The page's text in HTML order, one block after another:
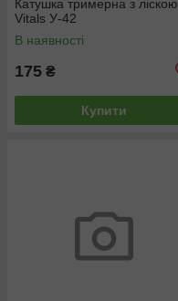
Катушка тримерна з ліскою
Vitals У-42
В наявності
175 ₴
Купити